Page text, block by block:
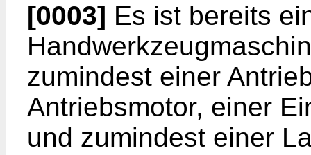
[0003] Es ist bereits
zumindest einer
Antriebsmotor, einer
und zumindest einer